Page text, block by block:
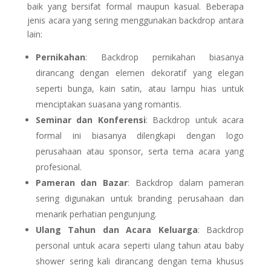
baik yang bersifat formal maupun kasual. Beberapa
jenis acara yang sering menggunakan backdrop antara
lain:
Pernikahan: Backdrop pernikahan biasanya
dirancang dengan elemen dekoratif yang elegan
seperti bunga, kain satin, atau lampu hias untuk
menciptakan suasana yang romantis.
Seminar dan Konferensi: Backdrop untuk acara
formal ini biasanya dilengkapi dengan logo
perusahaan atau sponsor, serta tema acara yang
profesional.
Pameran dan Bazar: Backdrop dalam pameran
sering digunakan untuk branding perusahaan dan
menarik perhatian pengunjung.
Ulang Tahun dan Acara Keluarga: Backdrop
personal untuk acara seperti ulang tahun atau baby
shower sering kali dirancang dengan tema khusus